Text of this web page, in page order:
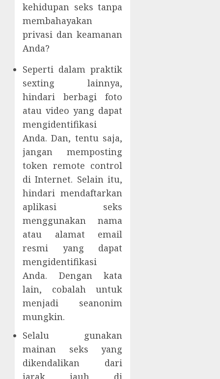
kehidupan seks tanpa
membahayakan
privasi dan keamanan
Anda?
Seperti dalam praktik
sexting lainnya,
hindari berbagi foto
atau video yang dapat
mengidentifikasi
Anda. Dan, tentu saja,
jangan memposting
token remote control
di Internet. Selain itu,
hindari mendaftarkan
aplikasi seks
menggunakan nama
atau alamat email
resmi yang dapat
mengidentifikasi
Anda. Dengan kata
lain, cobalah untuk
menjadi seanonim
mungkin.
Selalu gunakan
mainan seks yang
dikendalikan dari
jarak jauh di